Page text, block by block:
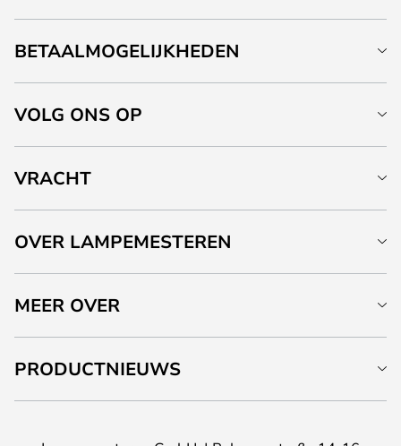
BETAALMOGELIJKHEDEN
VOLG ONS OP
VRACHT
OVER LAMPEMESTEREN
MEER OVER
PRODUCTNIEUWS